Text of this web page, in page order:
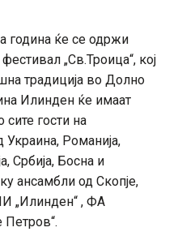
година ќе се одржи
„Св.Троица“, кој
традиција во Долно
Илинден ќе имаат
сите гости на
Романија,
Србија, Босна и
ансамбли од Скопје,
„Илинден“ , ФА
Петров“.